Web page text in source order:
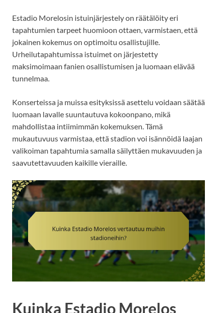
Estadio Morelosin istuinjärjestely on räätälöity eri
tapahtumien tarpeet huomioon ottaen, varmistaen, että
jokainen kokemus on optimoitu osallistujille.
Urheilutapahtumissa istuimet on järjestetty
maksimoimaan fanien osallistumisen ja luomaan elävää
tunnelmaa.
Konserteissa ja muissa esityksissä asettelu voidaan säätää
luomaan lavalle suuntautuva kokoonpano, mikä
mahdollistaa intiimimmän kokemuksen. Tämä
mukautuvuus varmistaa, että stadion voi isännöidä laajan
valikoiman tapahtumia samalla säilyttäen mukavuuden ja
saavutettavuuden kaikille vieraille.
Kuinka Estadio Morelos